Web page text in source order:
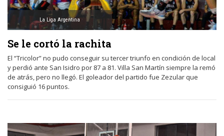
La Liga Argentina
Se le cortó la rachita
El “Tricolor” no pudo conseguir su tercer triunfo en condición de local
y perdió ante San Isidro por 87 a 81. Villa San Martín siempre la remó
de atrás, pero no llegó. El goleador del partido fue Zezular que
consiguió 16 puntos.